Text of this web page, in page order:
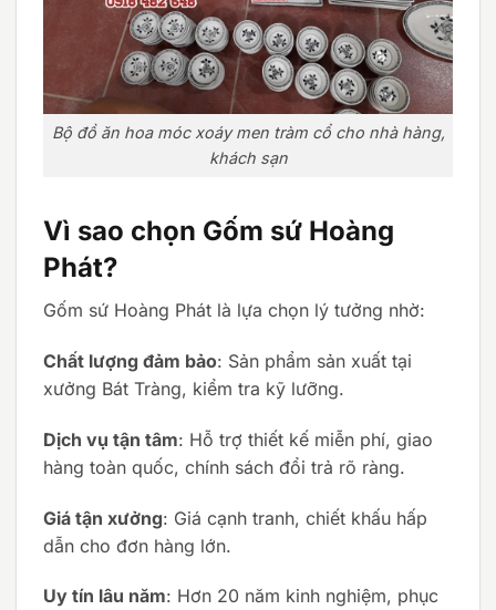
Bộ đồ ăn hoa móc xoáy men tràm cổ cho nhà hàng,
khách sạn
Vì sao chọn Gốm sứ Hoàng
Phát?
Gốm sứ Hoàng Phát là lựa chọn lý tưởng nhờ:
Chất lượng đảm bảo: Sản phẩm sản xuất tại
xưởng Bát Tràng, kiểm tra kỹ lưỡng.
Dịch vụ tận tâm: Hỗ trợ thiết kế miễn phí, giao
hàng toàn quốc, chính sách đổi trả rõ ràng.
Giá tận xưởng: Giá cạnh tranh, chiết khấu hấp
dẫn cho đơn hàng lớn.
Uy tín lâu năm: Hơn 20 năm kinh nghiệm, phục